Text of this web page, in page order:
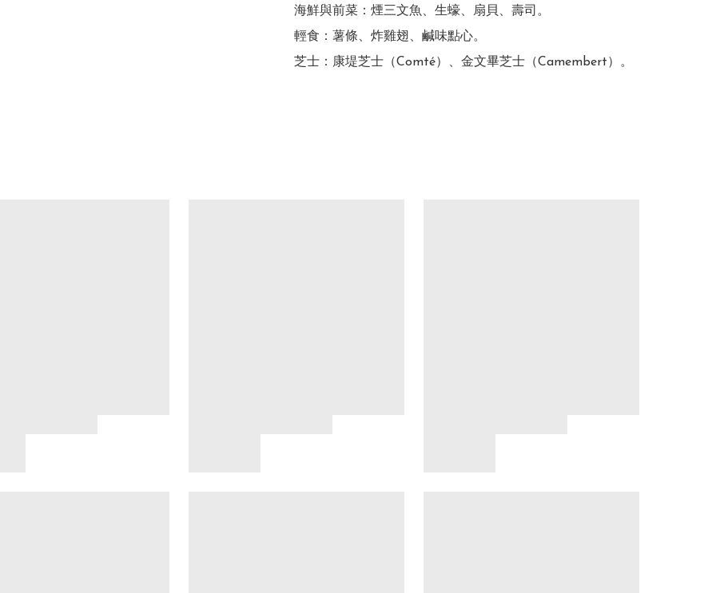
海鮮與前菜：煙三文魚、生蠔、扇貝、壽司。
輕食：薯條、炸雞翅、鹹味點心。
芝士：康堤芝士（Comté）、金文畢芝士（Camembert）。